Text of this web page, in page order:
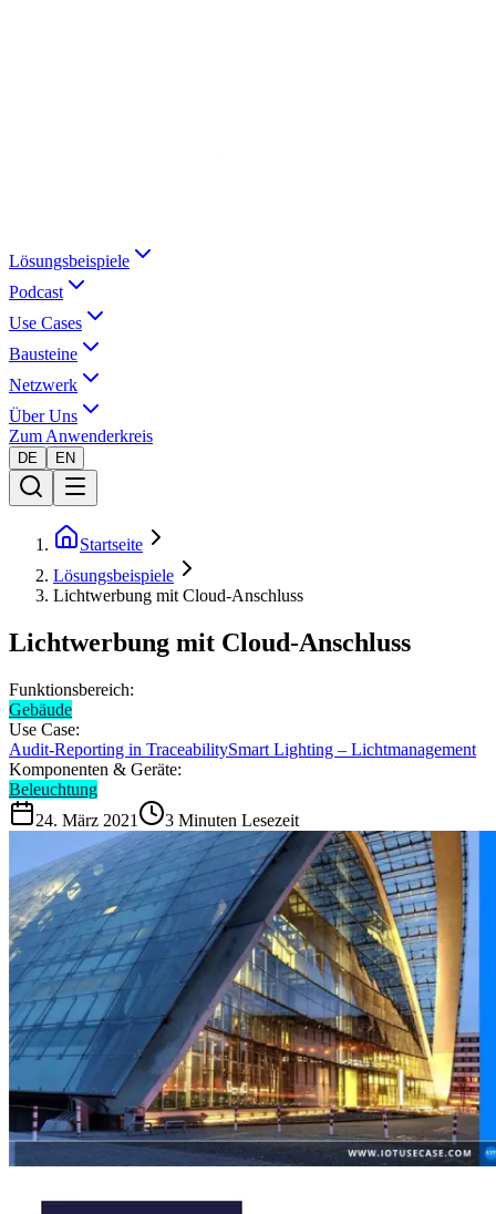
Lösungsbeispiele
Podcast
Use Cases
Bausteine
Netzwerk
Über Uns
Zum Anwenderkreis
DE EN
Startseite
Lösungsbeispiele
Lichtwerbung mit Cloud-Anschluss
Lichtwerbung mit Cloud-Anschluss
Funktionsbereich:
Gebäude
Use Case:
Audit-Reporting in TraceabilitySmart Lighting – Lichtmanagement
Komponenten & Geräte:
Beleuchtung
24. März 2021
3 Minuten Lesezeit